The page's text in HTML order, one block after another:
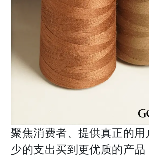
聚焦消费者、提供真正的用
少的支出买到更优质的产品